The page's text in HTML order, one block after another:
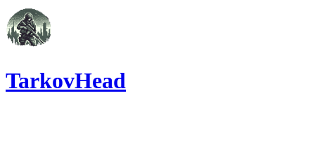
TarkovHead